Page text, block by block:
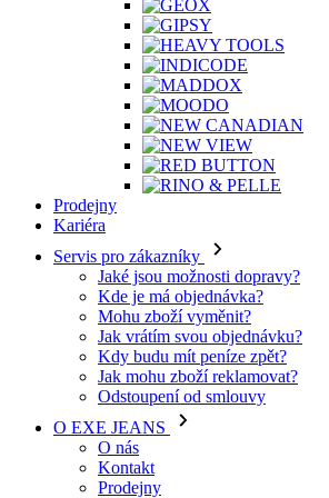
Servis pro zákazníky
Jaké jsou možnosti dopravy?
Kde je má objednávka?
Mohu zboží vyměnit?
Jak vrátím svou objednávku?
Kdy budu mít peníze zpět?
Jak mohu zboží reklamovat?
Odstoupení od smlouvy
O EXE JEANS
O nás
Kontakt
Prodejny
Ochrana osobních údajů
Všeobecné obchodní podmínky